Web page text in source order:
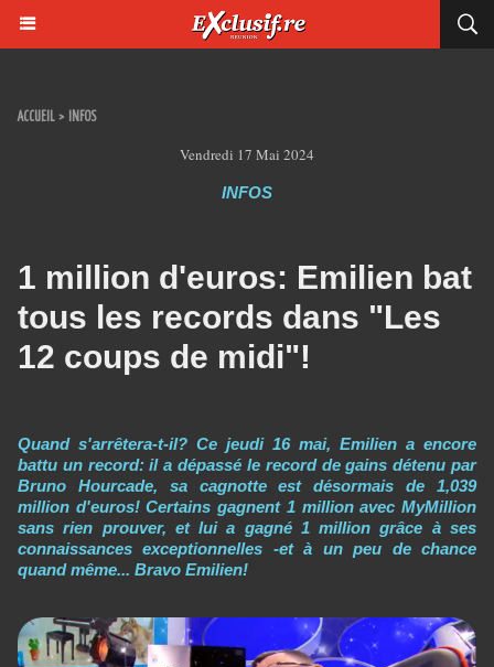
ACCUEIL > INFOS
Vendredi 17 Mai 2024
INFOS
1 million d'euros: Emilien bat
tous les records dans "Les
12 coups de midi"!
Quand s'arrêtera-t-il? Ce jeudi 16 mai, Emilien a encore
battu un record: il a dépassé le record de gains détenu par
Bruno Hourcade, sa cagnotte est désormais de 1,039
million d'euros! Certains gagnent 1 million avec MyMillion
sans rien prouver, et lui a gagné 1 million grâce à ses
connaissances exceptionnelles -et à un peu de chance
quand même... Bravo Emilien!